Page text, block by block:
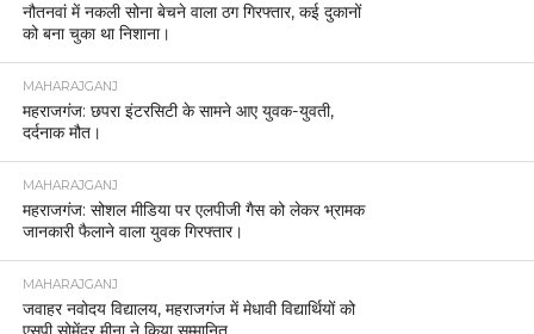
नौतनवां में नकली सोना बेचने वाला ठग गिरफ्तार, कई दुकानों
को बना चुका था निशाना।
MAHARAJGANJ
महराजगंज: छपरा इंटरसिटी के सामने आए युवक-युवती,
दर्दनाक मौत।
MAHARAJGANJ
महराजगंज: सोशल मीडिया पर एलपीजी गैस को लेकर भ्रामक
जानकारी फैलाने वाला युवक गिरफ्तार।
MAHARAJGANJ
जवाहर नवोदय विद्यालय, महराजगंज में मेधावी विद्यार्थियों को